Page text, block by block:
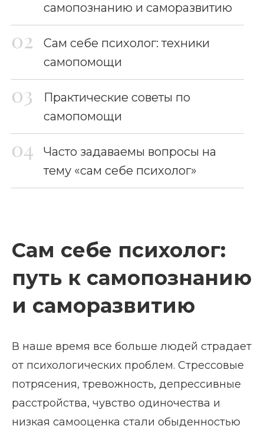
самопознанию и саморазвитию
Сам себе психолог: техники
самопомощи
Практические советы по
самопомощи
Часто задаваемы вопросы на
тему «сам себе психолог»
Сам себе психолог:
путь к самопознанию
и саморазвитию
В наше время все больше людей страдает
от психологических проблем. Стрессовые
потрясения, тревожность, депрессивные
расстройства, чувство одиночества и
низкая самооценка стали обыденностью